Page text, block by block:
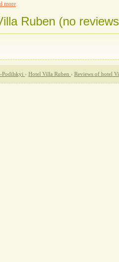
more
Ruben (no
Podilskyi › Hotel Villa Ruben › Reviews of hotel